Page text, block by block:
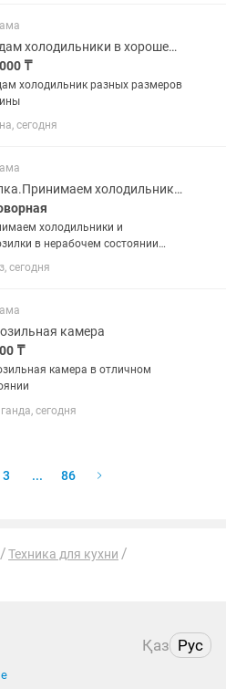
Продам холодильники в хорошем состоянии
₸
холодильник разных размеров
сегодня
Скупка.Принимаем холодильники и морозилки в нерабочем состоянии недорого
холодильники и
в нерабочем состоянии
Фотки для оценки можно
. Поможем вынести старую
сегодня
камера
₸
камера в отличном
сегодня
3 ... 86
Техника для кухни
Қаз Рус